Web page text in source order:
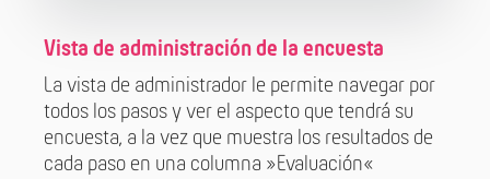
Vista de administración de la encuesta
La vista de administrador le permite navegar por
todos los pasos y ver el aspecto que tendrá su
encuesta, a la vez que muestra los resultados de
cada paso en una columna »Evaluación«